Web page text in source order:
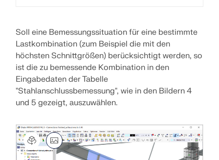
Überholte Produkte
Soll eine Bemessungssituation für eine bestimmte
Lastkombination (zum Beispiel die mit den
höchsten Schnittgrößen) berücksichtigt werden, so
ist die zu bemessende Kombination in den
Eingabedaten der Tabelle
"Stahlanschlussbemessung", wie in den Bildern 4
und 5 gezeigt, auszuwählen.